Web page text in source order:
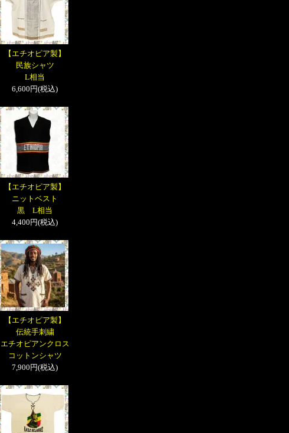
【エチオピア製】
民族シャツ
L相当
6,600円(税込)
【エチオピア製】
ニットベスト
黒 L相当
4,400円(税込)
【エチオピア製】
伝統手刺繍
エチオピアンクロス
コットンシャツ
7,900円(税込)